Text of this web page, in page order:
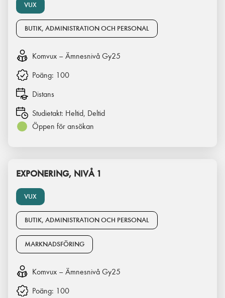
VUX
BUTIK, ADMINISTRATION OCH PERSONAL
Komvux – Ämnesnivå Gy25
Poäng: 100
Distans
Studietakt: Heltid, Deltid
Öppen för ansökan
VUX
EXPONERING, NIVÅ 1
BUTIK, ADMINISTRATION OCH PERSONAL
MARKNADSFÖRING
Komvux – Ämnesnivå Gy25
Poäng: 100